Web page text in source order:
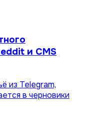
и CMS
из Telegram,
в черновики